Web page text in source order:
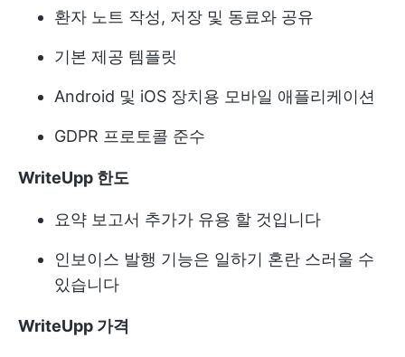
환자 노트 작성, 저장 및 동료와 공유
기본 제공 템플릿
Android 및 iOS 장치용 모바일 애플리케이션
GDPR 프로토콜 준수
WriteUpp 한도
요약 보고서 추가가 유용 할 것입니다
인보이스 발행 기능은 일하기 혼란 스러울 수
있습니다
WriteUpp 가격